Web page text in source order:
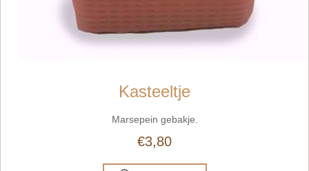
Kasteeltje
Marsepein gebakje.
€3,80